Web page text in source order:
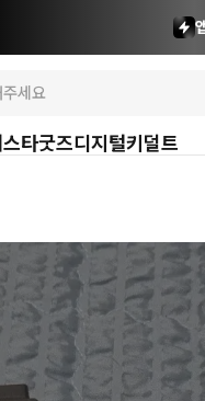
스타굿즈디지털키덜트